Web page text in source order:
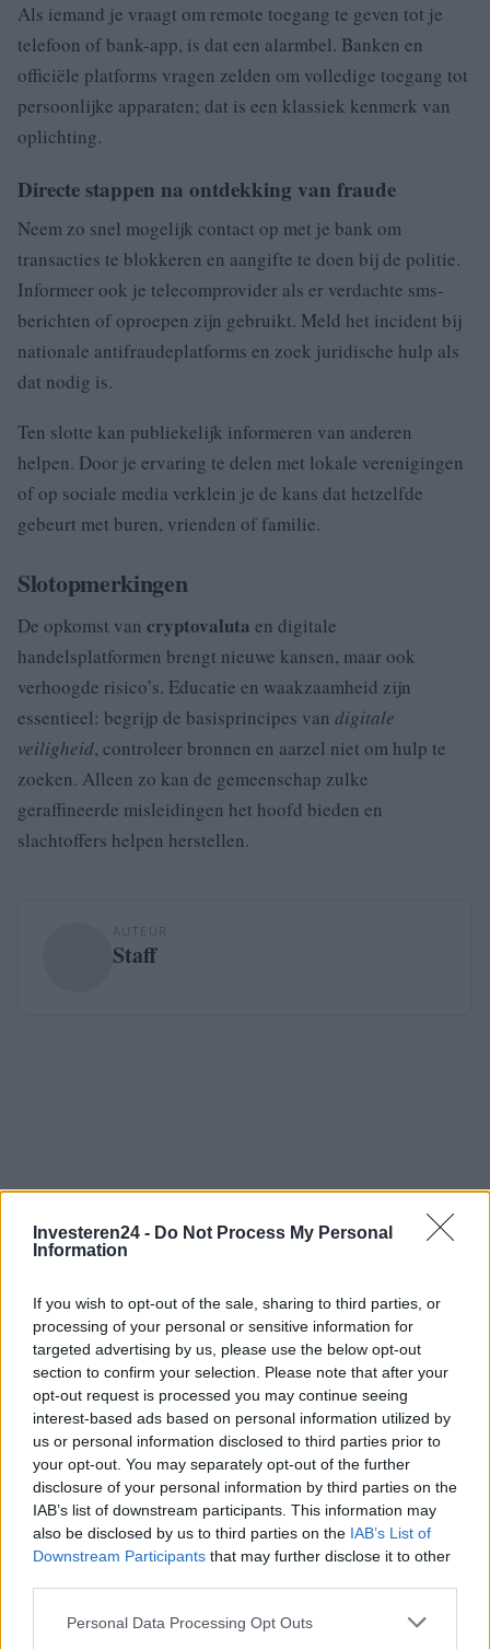
Investeren24 - Do Not Process My Personal
Information
If you wish to opt-out of the sale, sharing to third parties, or
processing of your personal or sensitive information for
targeted advertising by us, please use the below opt-out
section to confirm your selection. Please note that after your
opt-out request is processed you may continue seeing
interest-based ads based on personal information utilized by
us or personal information disclosed to third parties prior to
your opt-out. You may separately opt-out of the further
disclosure of your personal information by third parties on the
IAB’s list of downstream participants. This information may
also be disclosed by us to third parties on the IAB’s List of
Downstream Participants that may further disclose it to other
Please note that this website/app uses one or more Google
Personal Data Processing Opt Outs
Als iemand je vraagt om remote toegang te geven tot je
telefoon of bank-app, is dat een alarmbel. Banken en
officiële platforms vragen zelden om volledige toegang tot
persoonlijke apparaten; dat is een klassiek kenmerk van
oplichting.
Directe stappen na ontdekking van fraude
Neem zo snel mogelijk contact op met je bank om
transacties te blokkeren en aangifte te doen bij de politie.
Informeer ook je telecomprovider als er verdachte sms-
berichten of oproepen zijn gebruikt. Meld het incident bij
nationale antifraudeplatforms en zoek juridische hulp als
dat nodig is.
Ten slotte kan publiekelijk informeren van anderen
helpen. Door je ervaring te delen met lokale verenigingen
of op sociale media verklein je de kans dat hetzelfde
gebeurt met buren, vrienden of familie.
Slotopmerkingen
De opkomst van cryptovaluta en digitale
handelsplatformen brengt nieuwe kansen, maar ook
verhoogde risico’s. Educatie en waakzaamheid zijn
essentieel: begrijp de basisprincipes van digitale
veiligheid, controleer bronnen en aarzel niet om hulp te
zoeken. Alleen zo kan de gemeenschap zulke
geraffineerde misleidingen het hoofd bieden en
slachtoffers helpen herstellen.
AUTEUR
Staff
Verder lezen